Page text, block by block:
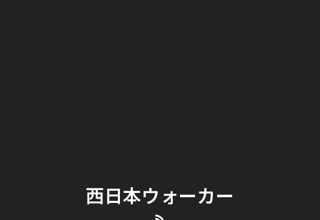
西日本ウォーカー